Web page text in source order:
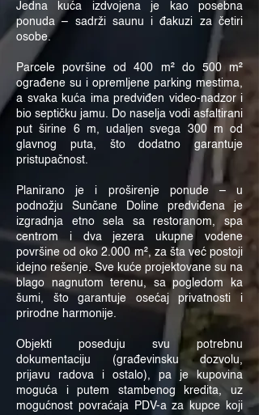
Jedna kuća izdvojena je kao posebna
ponuda – sadrži saunu i đakuzi za četiri
osobe.
Parcele površine od 400 m² do 500 m²
ograđene su i opremljene parking mestima,
a svaka kuća ima predviđen video-nadzor i
bio septičku jamu. Do naselja vodi asfaltirani
put širine 6 m, udaljen svega 300 m od
glavnog puta, što dodatno garantuje
pristupačnost.
Planirano je i proširenje ponude – u
podnožju Sunčane Doline predviđena je
izgradnja etno sela sa restoranom, spa
centrom i dva jezera ukupne vodene
površine od oko 2.000 m², za šta već postoji
idejno rešenje. Sve kuće projektovane su na
blago nagnutom terenu, sa pogledom ka
šumi, što garantuje osećaj privatnosti i
prirodne harmonije.
Objekti poseduju svu potrebnu
dokumentaciju (građevinsku dozvolu,
prijavu radova i ostalo), pa je kupovina
moguća i putem stambenog kredita, uz
mogućnost povraćaja PDV-a za kupce koji